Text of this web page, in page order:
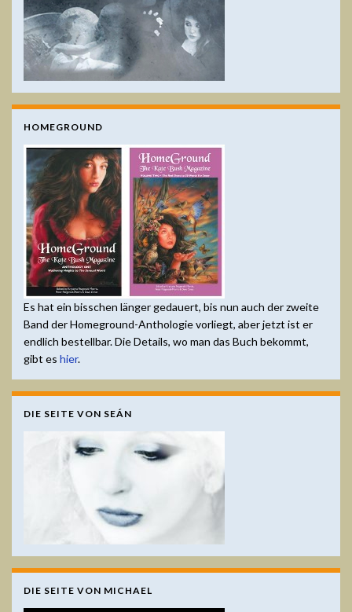
HOMEGROUND
Es hat ein bisschen länger gedauert, bis nun auch der zweite
Band der Homeground-Anthologie vorliegt, aber jetzt ist er
endlich bestellbar. Die Details, wo man das Buch bekommt,
gibt es hier.
DIE SEITE VON SEÁN
DIE SEITE VON MICHAEL